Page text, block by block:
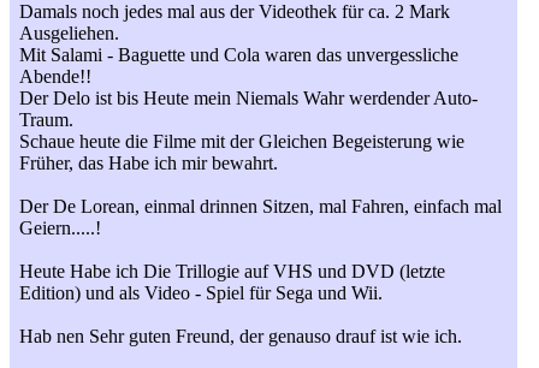
Damals noch jedes mal aus der Videothek für ca. 2 Mark
Ausgeliehen.
Mit Salami - Baguette und Cola waren das unvergessliche
Abende!!
Der Delo ist bis Heute mein Niemals Wahr werdender Auto-
Traum.
Schaue heute die Filme mit der Gleichen Begeisterung wie
Früher, das Habe ich mir bewahrt.
Der De Lorean, einmal drinnen Sitzen, mal Fahren, einfach mal
Geiern.....!
Heute Habe ich Die Trillogie auf VHS und DVD (letzte
Edition) und als Video - Spiel für Sega und Wii.
Hab nen Sehr guten Freund, der genauso drauf ist wie ich.